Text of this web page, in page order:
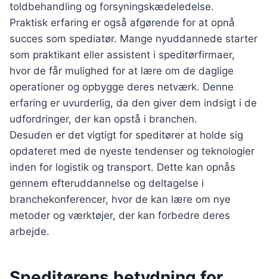
toldbehandling og forsyningskædeledelse.
Praktisk erfaring er også afgørende for at opnå
succes som spediatør. Mange nyuddannede starter
som praktikant eller assistent i speditørfirmaer,
hvor de får mulighed for at lære om de daglige
operationer og opbygge deres netværk. Denne
erfaring er uvurderlig, da den giver dem indsigt i de
udfordringer, der kan opstå i branchen.
Desuden er det vigtigt for speditører at holde sig
opdateret med de nyeste tendenser og teknologier
inden for logistik og transport. Dette kan opnås
gennem efteruddannelse og deltagelse i
branchekonferencer, hvor de kan lære om nye
metoder og værktøjer, der kan forbedre deres
arbejde.